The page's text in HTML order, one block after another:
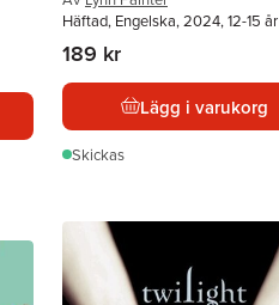
Häftad, Engelska, 2024, 12-15 år
189 kr
Lägg i varukorg
Skickas